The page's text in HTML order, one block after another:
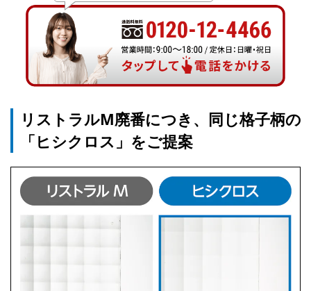
リストラルM廃番につき、同じ格子柄の
「ヒシクロス」をご提案